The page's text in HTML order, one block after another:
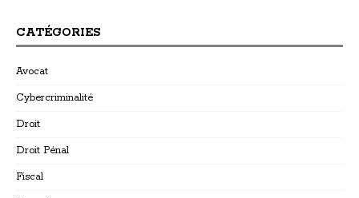
CATÉGORIES
Avocat
Cybercriminalité
Droit
Droit Pénal
Fiscal